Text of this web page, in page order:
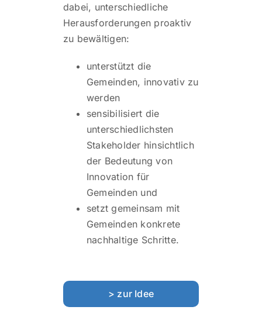
dabei, unterschiedliche
Herausforderungen proaktiv
zu bewältigen:
unterstützt die
Gemeinden, innovativ zu
werden
sensibilisiert die
unterschiedlichsten
Stakeholder hinsichtlich
der Bedeutung von
Innovation für
Gemeinden und
setzt gemeinsam mit
Gemeinden konkrete
nachhaltige Schritte.
> zur Idee